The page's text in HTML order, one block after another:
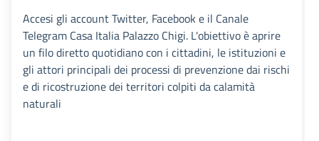
Accesi gli account Twitter, Facebook e il Canale
Telegram Casa Italia Palazzo Chigi. L'obiettivo è aprire
un filo diretto quotidiano con i cittadini, le istituzioni e
gli attori principali dei processi di prevenzione dai rischi
e di ricostruzione dei territori colpiti da calamità
naturali